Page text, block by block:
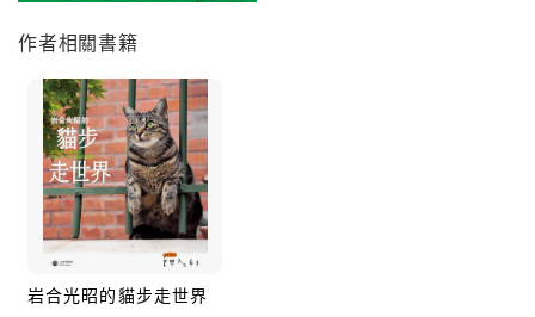
作者相關書籍
岩合光昭的貓步走世界